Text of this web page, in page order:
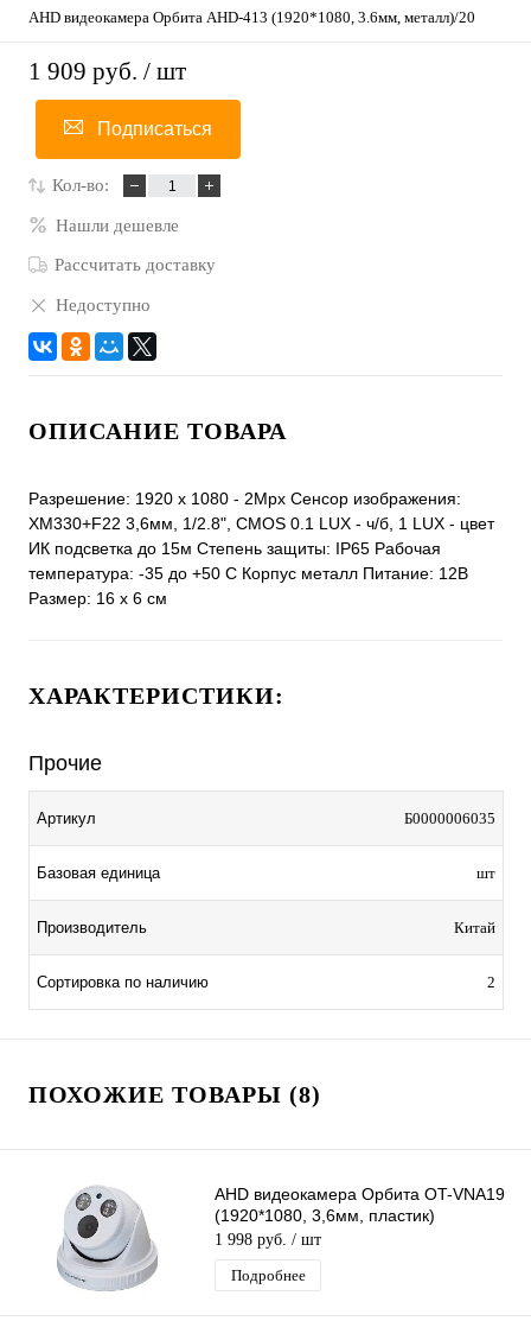
AHD видеокамера Орбита AHD-413 (1920*1080, 3.6мм, металл)/20
1 909 руб. / шт
Подписаться
Кол-во:
Нашли дешевле
Рассчитать доставку
Недоступно
ОПИСАНИЕ ТОВАРА
Разрешение: 1920 х 1080 - 2Мрх Сенсор изображения:
XM330+F22 3,6мм, 1/2.8", CMOS 0.1 LUX - ч/б, 1 LUX - цвет
ИК подсветка до 15м Степень защиты: IP65 Рабочая
температура: -35 до +50 С Корпус металл Питание: 12В
Размер: 16 х 6 см
ХАРАКТЕРИСТИКИ:
Прочие
Артикул Б0000006035
Базовая единица шт
Производитель Китай
Сортировка по наличию 2
ПОХОЖИЕ ТОВАРЫ (8)
AHD видеокамера Орбита OT-VNA19
(1920*1080, 3,6мм, пластик)
1 998 руб. / шт
Подробнее